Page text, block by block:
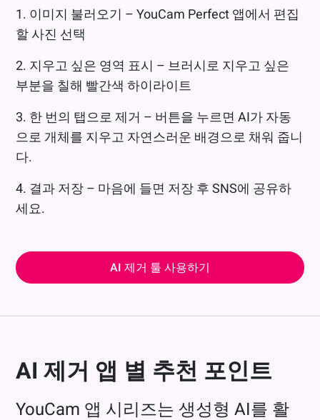
1. 이미지 불러오기 – YouCam Perfect 앱에서 편집
할 사진 선택
2. 지우고 싶은 영역 표시 – 브러시로 지우고 싶은
부분을 칠해 빨간색 하이라이트
3. 한 번의 탭으로 제거 – 버튼을 누르면 AI가 자동
으로 개체를 지우고 자연스러운 배경으로 채워 줍니
다.
4. 결과 저장 – 마음에 들면 저장 후 SNS에 공유하
세요.
AI 제거 툴 사용하기
AI 제거 앱 별 추천 포인트
YouCam 앱 시리즈는 생성형 AI를 활